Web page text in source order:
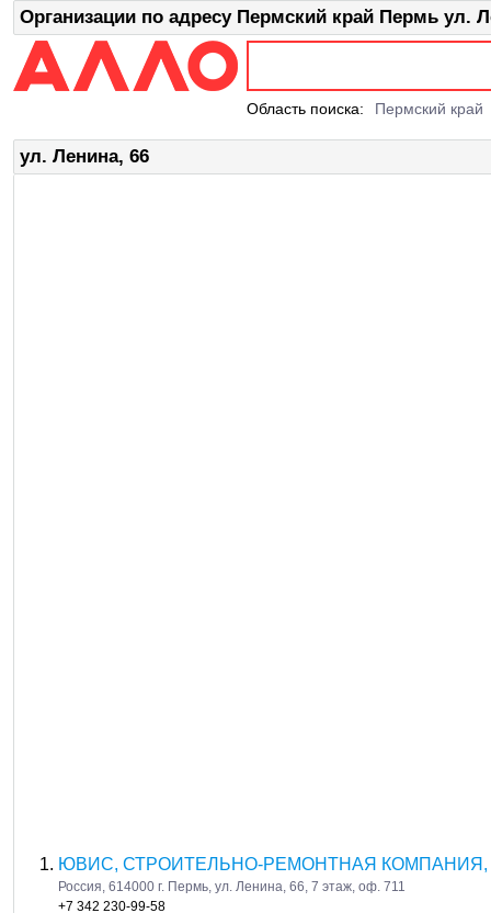
Организации по адресу Пермский край Пермь ул.
Область поиска: Пермский край
ул. Ленина, 66
ЮВИС, СТРОИТЕЛЬНО-РЕМОНТНАЯ
Россия, 614000 г. Пермь, ул. Ленина, 66, 7 этаж, оф. 711
+7 342 230-99-58